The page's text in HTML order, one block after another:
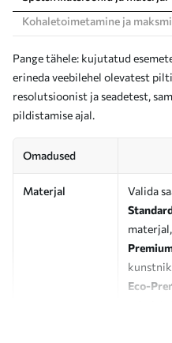
Kohaletoimetamine ja
Pange tähele: kujutatud
erineda veebilehel olevatest
resolutsioonist ja seadetest,
pildistamise ajal.
Omadused
Materjal
Valida
Eco-